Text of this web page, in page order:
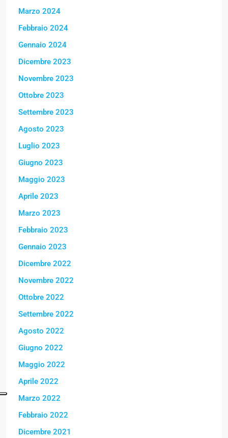
Marzo 2024
Febbraio 2024
Gennaio 2024
Dicembre 2023
Novembre 2023
Ottobre 2023
Settembre 2023
Agosto 2023
Luglio 2023
Giugno 2023
Maggio 2023
Aprile 2023
Marzo 2023
Febbraio 2023
Gennaio 2023
Dicembre 2022
Novembre 2022
Ottobre 2022
Settembre 2022
Agosto 2022
Giugno 2022
Maggio 2022
Aprile 2022
Marzo 2022
Febbraio 2022
Dicembre 2021